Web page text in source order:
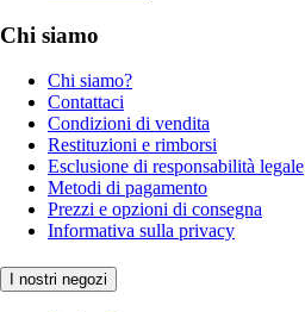
Chi siamo
Chi siamo?
Contattaci
Condizioni di vendita
Restituzioni e rimborsi
Esclusione di responsabilità legale
Metodi di pagamento
Prezzi e opzioni di consegna
Informativa sulla privacy
I nostri negozi